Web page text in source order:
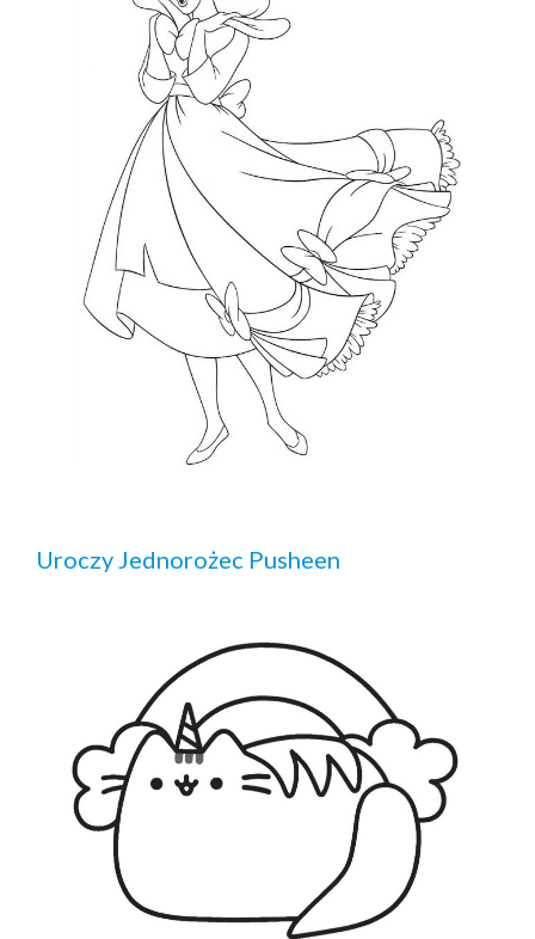
Uroczy Jednorożec Pusheen